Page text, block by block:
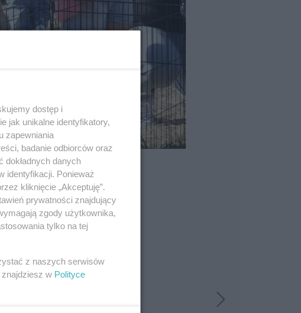
dostęp i
jak unikalne identyfikatory,
zapewniania
badanie odbiorców oraz
dokładnych danych
identyfikacji. Ponieważ
kliknięcie „Akceptuję”.
prywatności znajdujący
zgody użytkownika,
tylko na tej
z naszych serwisów
znajdziesz w Polityce